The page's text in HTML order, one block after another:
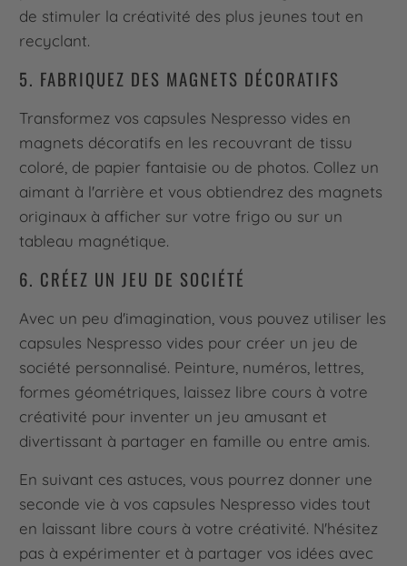
de stimuler la créativité des plus jeunes tout en
recyclant.
5. FABRIQUEZ DES MAGNETS DÉCORATIFS
Transformez vos capsules Nespresso vides en
magnets décoratifs en les recouvrant de tissu
coloré, de papier fantaisie ou de photos. Collez un
aimant à l'arrière et vous obtiendrez des magnets
originaux à afficher sur votre frigo ou sur un
tableau magnétique.
6. CRÉEZ UN JEU DE SOCIÉTÉ
Avec un peu d'imagination, vous pouvez utiliser les
capsules Nespresso vides pour créer un jeu de
société personnalisé. Peinture, numéros, lettres,
formes géométriques, laissez libre cours à votre
créativité pour inventer un jeu amusant et
divertissant à partager en famille ou entre amis.
En suivant ces astuces, vous pourrez donner une
seconde vie à vos capsules Nespresso vides tout
en laissant libre cours à votre créativité. N'hésitez
pas à expérimenter et à partager vos idées avec